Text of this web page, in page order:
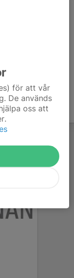
för att vår
De används
oss att